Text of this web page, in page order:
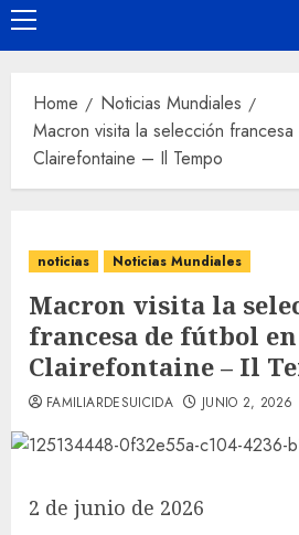
Home
Noticias Mundiales
Macron visita la selección
Clairefontaine – Il Tempo
noticias Noticias Mundiales
Macron visita la
francesa de fútbol en
Clairefontaine – Il
FAMILIARDESUICIDA JUNIO 2, 2026
2 de junio de 2026